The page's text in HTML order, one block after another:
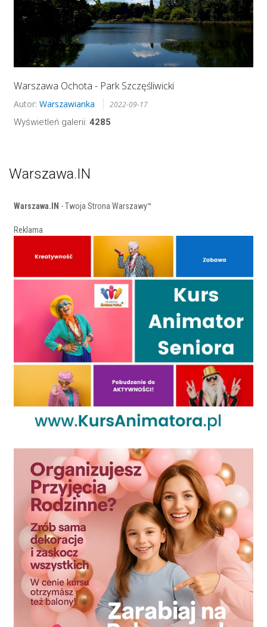
Warszawa Ochota - Park Szczęśliwicki
Autor: Warszawianka 2022-09-17
Wyświetleń galerii: 4285
Warszawa.IN
Warszawa.IN - Twoja Strona Warszawy™
Reklama